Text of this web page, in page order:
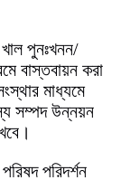
খাল পুনঃখনন/
বাস্তবায়ন করা
মাধ্যমে
সম্পদ উন্নয়ন
পরিদর্শন